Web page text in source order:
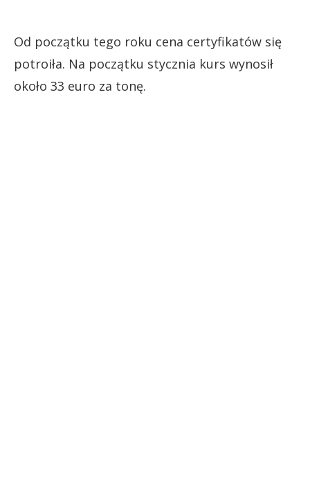
Od początku tego roku cena certyfikatów się
potroiła. Na początku stycznia kurs wynosił
około 33 euro za tonę.